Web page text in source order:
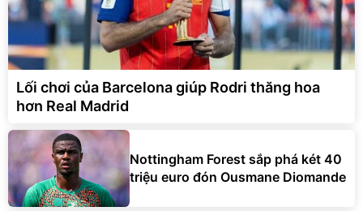
Lối chơi của Barcelona giúp Rodri thăng hoa
hơn Real Madrid
Nottingham Forest sắp phá két 40
triệu euro đón Ousmane Diomande